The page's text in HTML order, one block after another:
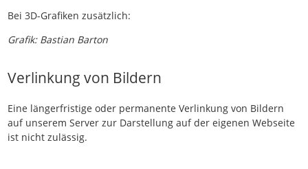
Bei 3D-Grafiken zusätzlich:
Grafik: Bastian Barton
Verlinkung von Bildern
Eine längerfristige oder permanente Verlinkung von Bildern
auf unserem Server zur Darstellung auf der eigenen Webseite
ist nicht zulässig.